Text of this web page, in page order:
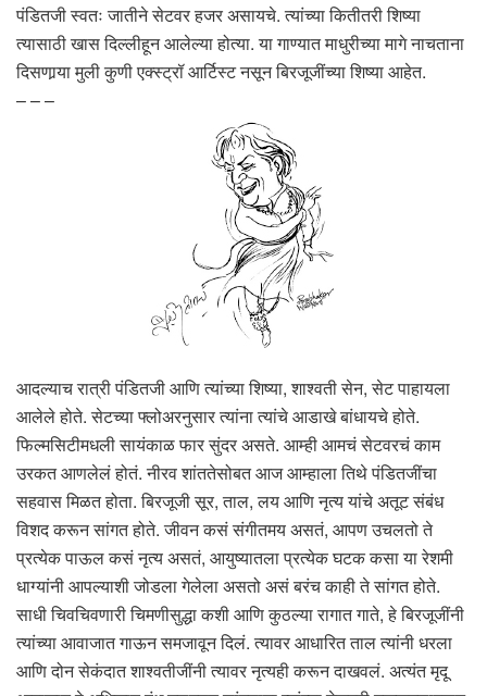
पंडितजी स्वतः जातीने सेटवर हजर असायचे. त्यांच्या कितीतरी शिष्या
त्यासाठी खास दिल्लीहून आलेल्या होत्या. या गाण्यात माधुरीच्या मागे नाचताना
दिसणार्‍या मुली कुणी एक्स्ट्रॉ आर्टिस्ट नसून बिरजूजींच्या शिष्या आहेत.
– – –
आदल्याच रात्री पंडितजी आणि त्यांच्या शिष्या, शाश्वती सेन, सेट पाहायला
आलेले होते. सेटच्या फ्लोअरनुसार त्यांना त्यांचे आडाखे बांधायचे होते.
फिल्मसिटीमधली सायंकाळ फार सुंदर असते. आम्ही आमचं सेटवरचं काम
उरकत आणलेलं होतं. नीरव शांततेसोबत आज आम्हाला तिथे पंडितजींचा
सहवास मिळत होता. बिरजूजी सूर, ताल, लय आणि नृत्य यांचे अतूट संबंध
विशद करून सांगत होते. जीवन कसं संगीतमय असतं, आपण उचलतो ते
प्रत्येक पाऊल कसं नृत्य असतं, आयुष्यातला प्रत्येक घटक कसा या रेशमी
धाग्यांनी आपल्याशी जोडला गेलेला असतो असं बरंच काही ते सांगत होते.
साधी चिवचिवणारी चिमणीसुद्धा कशी आणि कुठल्या रागात गाते, हे बिरजूजींनी
त्यांच्या आवाजात गाऊन समजावून दिलं. त्यावर आधारित ताल त्यांनी धरला
आणि दोन सेकंदात शाश्वतीजींनी त्यावर नृत्यही करून दाखवलं. अत्यंत मृदू